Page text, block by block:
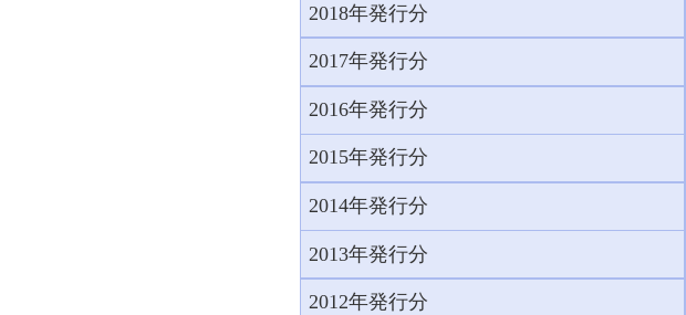
2018年発行分
2017年発行分
2016年発行分
2015年発行分
2014年発行分
2013年発行分
2012年発行分